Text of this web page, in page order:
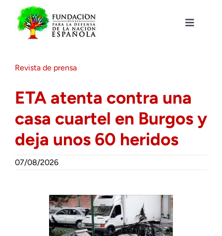
contenido
Toggle
Actualidad
Actividades
Revista de prensa
ETA atenta contra una
casa cuartel en Burgos y
deja unos 60 heridos
07/08/2026